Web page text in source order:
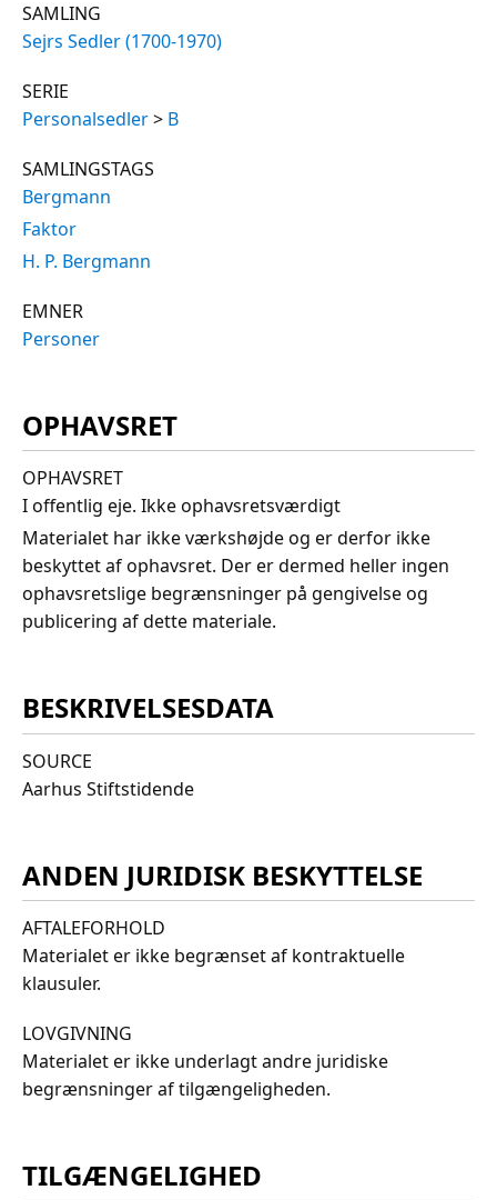
SAMLING
Sejrs Sedler (1700-1970)
SERIE
Personalsedler> B
SAMLINGSTAGS
Bergmann
Faktor
H. P. Bergmann
EMNER
Personer
OPHAVSRET
OPHAVSRET
I offentlig eje. Ikke ophavsretsværdigt
Materialet har ikke værkshøjde og er derfor ikke
beskyttet af ophavsret. Der er dermed heller ingen
ophavsretslige begrænsninger på gengivelse og
publicering af dette materiale.
BESKRIVELSESDATA
SOURCE
Aarhus Stiftstidende
ANDEN JURIDISK BESKYTTELSE
AFTALEFORHOLD
Materialet er ikke begrænset af kontraktuelle
klausuler.
LOVGIVNING
Materialet er ikke underlagt andre juridiske
begrænsninger af tilgængeligheden.
TILGÆNGELIGHED